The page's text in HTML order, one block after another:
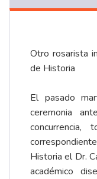
Otro rosarista
de Historia
El pasado
ceremonia
concurrencia,
Historia el Dr.
académico